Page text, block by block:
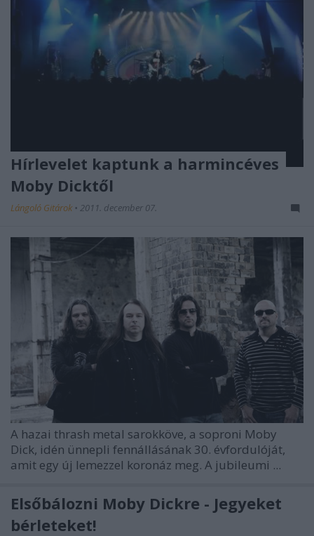
Hírlevelet kaptunk a harmincéves
Moby Dicktől
Lángoló Gitárok • 2011. december 07.
A hazai thrash metal sarokköve, a soproni Moby
Dick, idén ünnepli fennállásának 30. évfordulóját,
amit egy új lemezzel koronáz meg. A jubileumi ...
Elsőbálozni Moby Dickre - Jegyeket
bérleteket!